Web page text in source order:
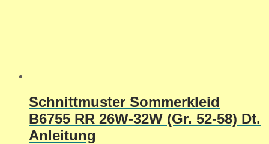
Schnittmuster Sommerkleid
B6755 RR 26W-32W (Gr. 52-58) Dt.
Anleitung